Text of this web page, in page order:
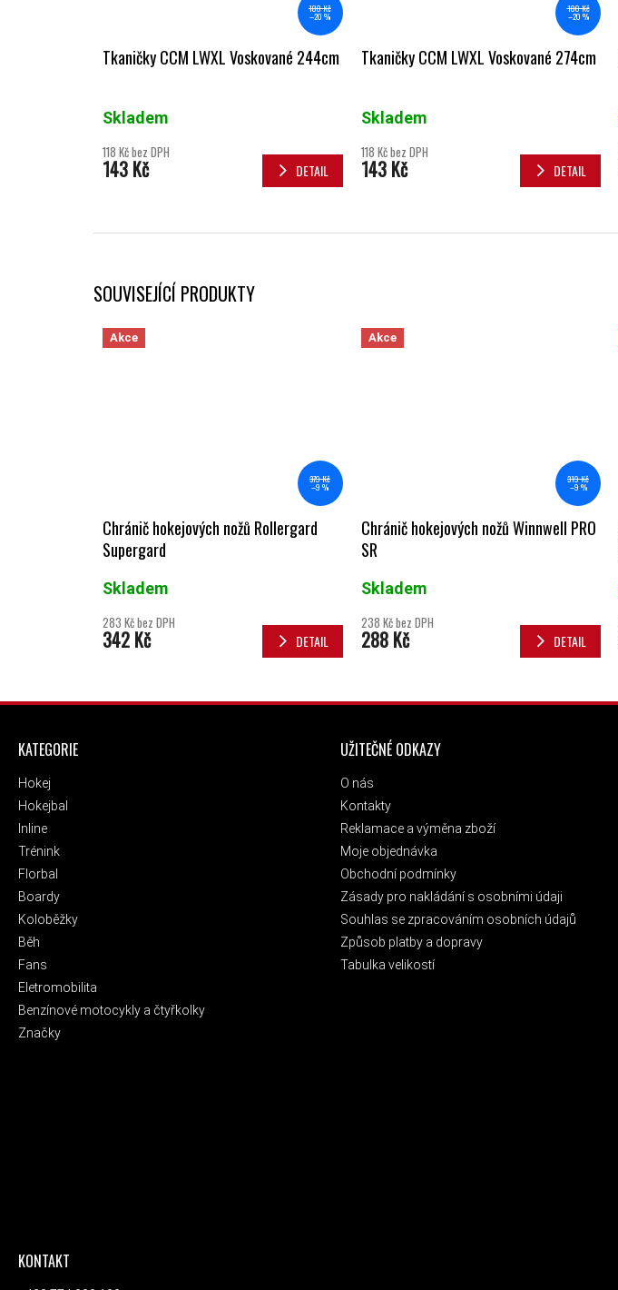
SOUVISEJÍCÍ PRODUKTY
Akce
379 Kč
–9 %
Chránič hokejových nožů Rollergard
Supergard
Skladem
283 Kč bez DPH
342 Kč DETAIL
Akce
319 Kč
–9 %
Chránič hokejových nožů Winnwell PRO
SR
Skladem
238 Kč bez DPH
288 Kč DETAIL
180 Kč
–20 %
Tkaničky CCM LWXL Voskované 244cm
Skladem
118 Kč bez DPH
143 Kč DETAIL
180 Kč
–20 %
Tkaničky CCM LWXL Voskované 274cm
Skladem
118 Kč bez DPH
143 Kč DETAIL
ZÁPATÍ
KATEGORIE
Hokej
Hokejbal
Inline
Trénink
Florbal
Boardy
Koloběžky
Běh
Fans
Eletromobilita
Benzínové motocykly a čtyřkolky
Značky
UŽITEČNÉ ODKAZY
O nás
Kontakty
Reklamace a výměna zboží
Moje objednávka
Obchodní podmínky
Zásady pro nakládání s osobními údaji
Souhlas se zpracováním osobních údajů
Způsob platby a dopravy
Tabulka velikostí
KONTAKT